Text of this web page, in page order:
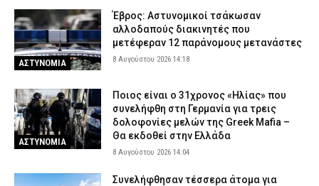
ΑΣΤΥΝΟΜΙΑ
Έβρος: Αστυνομικοί τσάκωσαν
αλλοδαπούς διακινητές που
μετέφεραν 12 παράνομους μετανάστες
8 Αυγούστου 2026 14:18
ΑΣΤΥΝΟΜΙΑ
Ποιος είναι ο 31χρονος «Ηλίας» που
συνελήφθη στη Γερμανία για τρεις
δολοφονίες μελών της Greek Mafia –
Θα εκδοθεί στην Ελλάδα
8 Αυγούστου 2026 14:04
Συνελήφθησαν τέσσερα άτομα για